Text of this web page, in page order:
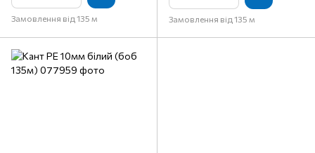
Замовлення від 135 м Замовлення від 135 м